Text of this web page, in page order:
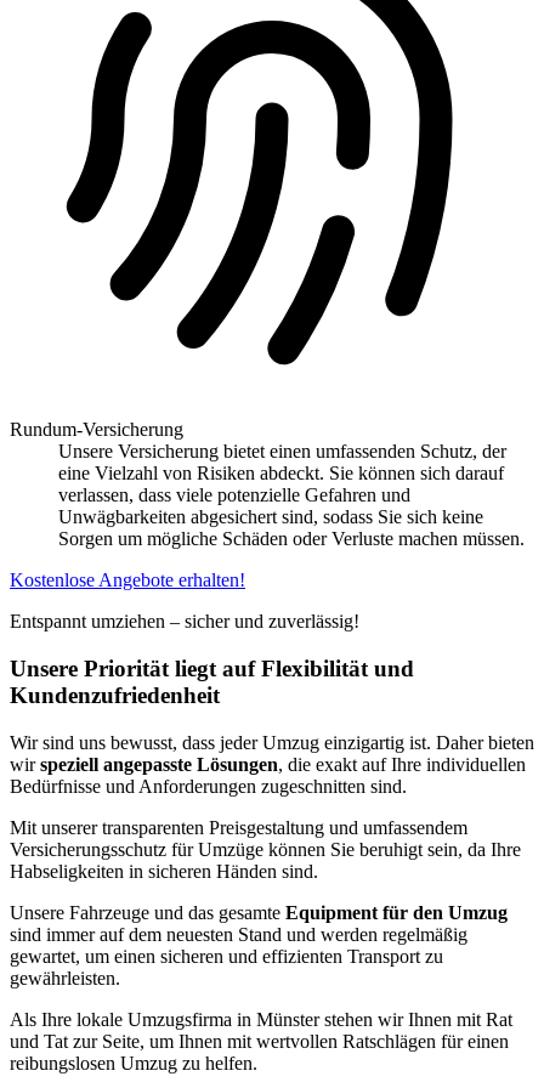
Rundum-Versicherung
Unsere Versicherung bietet einen umfassenden Schutz, der
eine Vielzahl von Risiken abdeckt. Sie können sich darauf
verlassen, dass viele potenzielle Gefahren und
Unwägbarkeiten abgesichert sind, sodass Sie sich keine
Sorgen um mögliche Schäden oder Verluste machen müssen.
Kostenlose Angebote erhalten!
Entspannt umziehen – sicher und zuverlässig!
Unsere Priorität liegt auf Flexibilität und
Kundenzufriedenheit
Wir sind uns bewusst, dass jeder Umzug einzigartig ist. Daher bieten
wirspeziell angepasste Lösungen, die exakt auf Ihre individuellen
Bedürfnisse und Anforderungen zugeschnitten sind.
Mit unserer transparenten Preisgestaltung und umfassendem
Versicherungsschutz für Umzüge können Sie beruhigt sein, da Ihre
Habseligkeiten in sicheren Händen sind.
Unsere Fahrzeuge und das gesamte Equipment für den Umzug
sind immer auf dem neuesten Stand und werden regelmäßig
gewartet, um einen sicheren und effizienten Transport zu
gewährleisten.
Als Ihre lokale Umzugsfirma in Münster stehen wir Ihnen mit Rat
und Tat zur Seite, um Ihnen mit wertvollen Ratschlägen für einen
reibungslosen Umzug zu helfen.